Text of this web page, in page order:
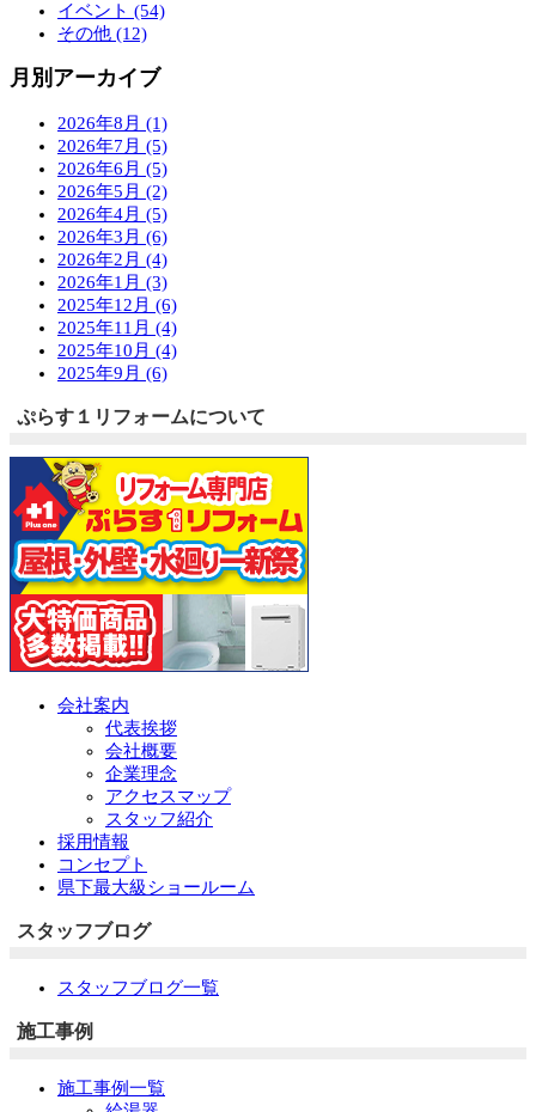
イベント (54)
その他 (12)
月別アーカイブ
2026年8月 (1)
2026年7月 (5)
2026年6月 (5)
2026年5月 (2)
2026年4月 (5)
2026年3月 (6)
2026年2月 (4)
2026年1月 (3)
2025年12月 (6)
2025年11月 (4)
2025年10月 (4)
2025年9月 (6)
ぷらす１リフォームについて
会社案内
代表挨拶
会社概要
企業理念
アクセスマップ
スタッフ紹介
採用情報
コンセプト
県下最大級ショールーム
スタッフブログ
スタッフブログ一覧
施工事例
施工事例一覧